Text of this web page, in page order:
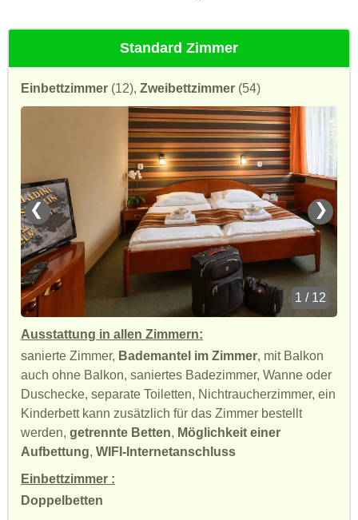
Standard Zimmer
Einbettzimmer (12), Zweibettzimmer (54)
❮ ❯
1 / 12
Ausstattung in allen Zimmern:
sanierte Zimmer, Bademantel im Zimmer, mit Balkon
auch ohne Balkon, saniertes Badezimmer, Wanne oder
Duschecke, separate Toiletten, Nichtraucherzimmer, ein
Kinderbett kann zusätzlich für das Zimmer bestellt
werden, getrennte Betten, Möglichkeit einer
Aufbettung, WIFI-Internetanschluss
Einbettzimmer :
Doppelbetten